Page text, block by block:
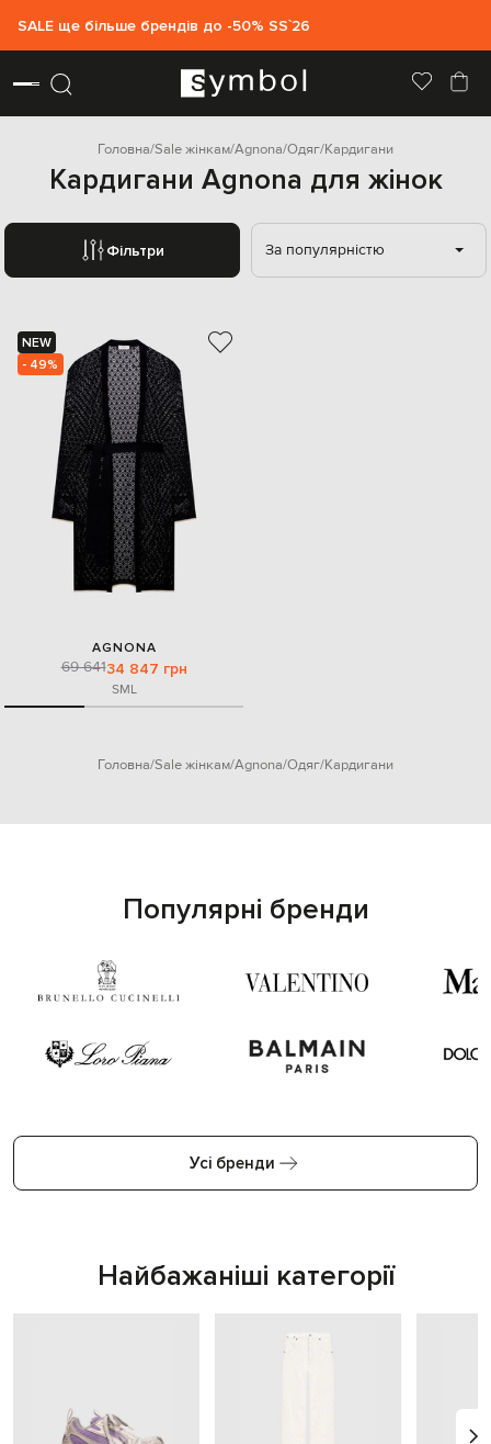
SALE ще більше брендів до -50% SS`26
Головна Sale жінкам Agnona Одяг Кардигани
Кардигани Agnona для жінок
Фільтри За популярністю
NEW
- 49%
AGNONA
69 64134 847 грн
SML
Головна Sale жінкам Agnona Одяг Кардигани
Популярні бренди
Усі бренди
Найбажаніші категорії